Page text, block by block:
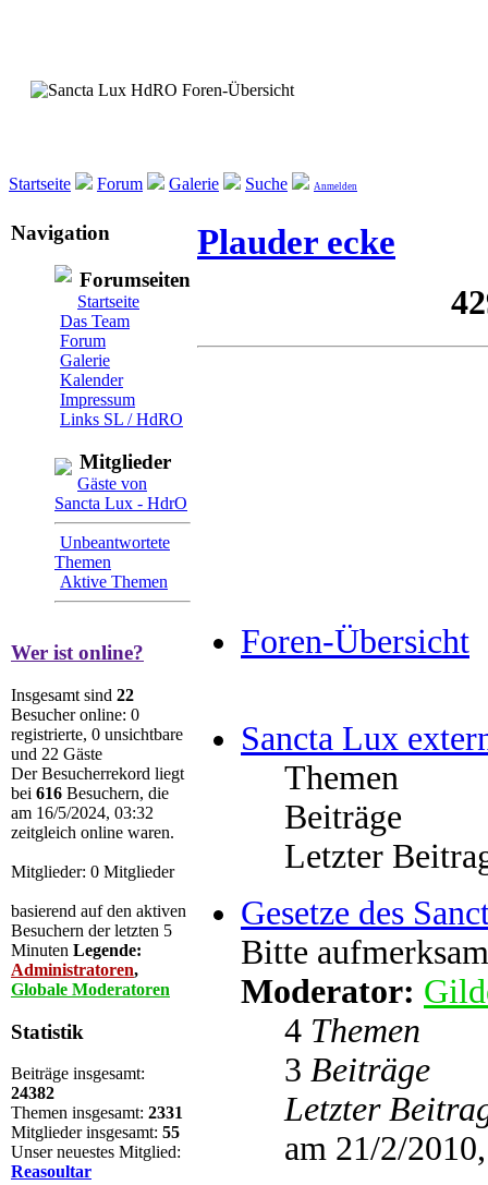
Startseite Forum Galerie Suche Anmelden
Navigation
Forumseiten
Startseite
Das Team
Forum
Galerie
Kalender
Impressum
Links SL / HdRO
Mitglieder
Gäste von
Sancta Lux - HdrO
Unbeantwortete
Themen
Aktive Themen
Wer ist online?
Insgesamt sind 22
Besucher online: 0
registrierte, 0 unsichtbare
und 22 Gäste
Der Besucherrekord liegt
bei 616 Besuchern, die
am 16/5/2024, 03:32
zeitgleich online waren.
Mitglieder: 0 Mitglieder
basierend auf den aktiven
Besuchern der letzten 5
Minuten Legende:
Administratoren,
Globale Moderatoren
Statistik
Beiträge insgesamt:
24382
Themen insgesamt: 2331
Mitglieder insgesamt: 55
Unser neuestes Mitglied:
Reasoultar
Plauder ecke
Foren-Übersicht
Sancta Lux
Themen
Beiträge
Letzter
Gesetze des
Bitte
Moderator:
4 Themen
3 Beiträge
Letzter
am 21/2/